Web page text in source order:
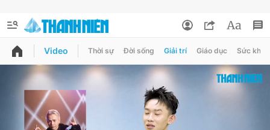
QUẢNG CÁO
Thông tin tài khoản
Đổi mật khẩu
Video Thời sự Đời sống Giải trí Giáo dục Sức khỏe